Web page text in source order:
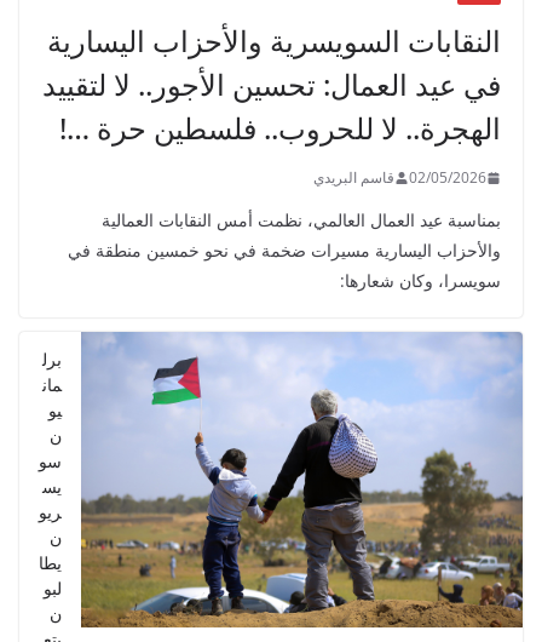
النقابات السويسرية والأحزاب اليسارية
في عيد العمال: تحسين الأجور.. لا لتقييد
الهجرة.. لا للحروب.. فلسطين حرة …!
02/05/2026 قاسم البريدي
بمناسبة عيد العمال العالمي، نظمت أمس النقابات العمالية
والأحزاب اليسارية مسيرات ضخمة في نحو خمسين منطقة في
سويسرا، وكان شعارها:
برل
مان
يو
ن
سو
يس
ريو
ن
يطا
لبو
ن